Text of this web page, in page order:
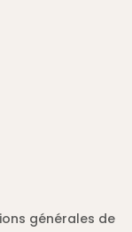
générales de